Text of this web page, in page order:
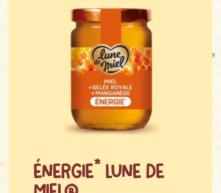
Énergie* Lune de